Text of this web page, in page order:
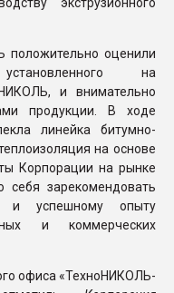
положительно оценили
на
и внимательно
продукции. В ходе
линейка битумно-
на основе
Корпорации на рынке
зарекомендовать
и успешному опыту
и коммерческих
офиса «ТехноНИКОЛЬ-